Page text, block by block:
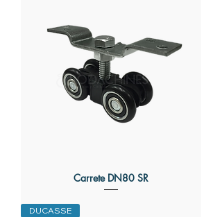
Carrete DN80 SR
DUCASSE